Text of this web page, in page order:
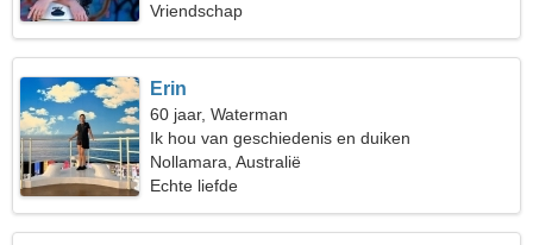
Vriendschap
Erin
60 jaar, Waterman
Ik hou van geschiedenis en duiken
Nollamara, Australië
Echte liefde